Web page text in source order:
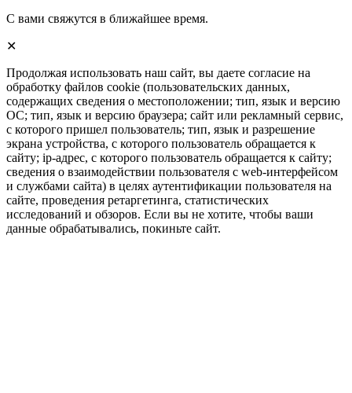
С вами свяжутся в ближайшее время.
✕
Продолжая использовать наш сайт, вы даете согласие на
обработку файлов cookie (пользовательских данных,
содержащих сведения о местоположении; тип, язык и версию
ОС; тип, язык и версию браузера; сайт или рекламный сервис,
с которого пришел пользователь; тип, язык и разрешение
экрана устройства, с которого пользователь обращается к
сайту; ip-адрес, с которого пользователь обращается к сайту;
сведения о взаимодействии пользователя с web-интерфейсом
и службами сайта) в целях аутентификации пользователя на
сайте, проведения ретаргетинга, статистических
исследований и обзоров. Если вы не хотите, чтобы ваши
данные обрабатывались, покиньте сайт.